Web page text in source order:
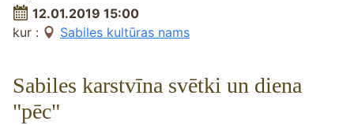
12.01.2019 15:00
kur :
Sabiles kultūras nams
Sabiles karstvīna svētki un diena
"pēc"